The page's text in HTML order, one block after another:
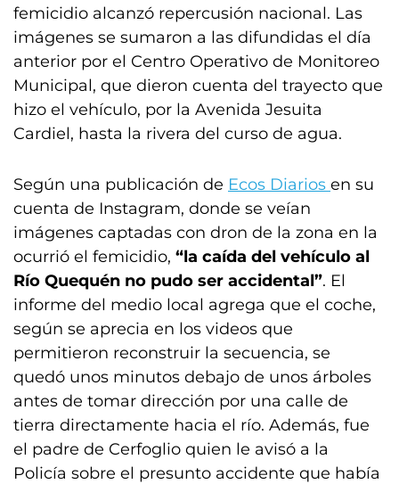
femicidio alcanzó repercusión nacional. Las
imágenes se sumaron a las difundidas el día
anterior por el Centro Operativo de Monitoreo
Municipal, que dieron cuenta del trayecto que
hizo el vehículo, por la Avenida Jesuita
Cardiel, hasta la rivera del curso de agua.
Según una publicación de Ecos Diarios en su
cuenta de Instagram, donde se veían
imágenes captadas con dron de la zona en la
ocurrió el femicidio, “la caída del vehículo al
Río Quequén no pudo ser accidental”. El
informe del medio local agrega que el coche,
según se aprecia en los videos que
permitieron reconstruir la secuencia, se
quedó unos minutos debajo de unos árboles
antes de tomar dirección por una calle de
tierra directamente hacia el río. Además, fue
el padre de Cerfoglio quien le avisó a la
Policía sobre el presunto accidente que había